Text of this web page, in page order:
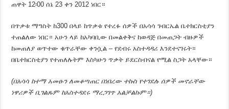
ጠዋት 12፡00 ሰኔ 23 ቀን 2012 ነበር።
በጥቃቱ ማግስት ከ300 በላይ ከጥቃቱ የተረፉ ሰዎች በአሳሳ ገብርኤል ቤተክርስቲያን
ተጠልለው ነበር። አሁን ላይ ከአካባቢው በመልቀቅና ከወዳጅ በመጠጋት ብዙዎች
ከመጠለያ ወጥተው ቁጥራቸው ቀንሷል – የደብሩ አስተዳዳሪ እንደተናገሩት።
በቤተክርስቲያን የተጠለሉትም እስካሁን ጥቃት ይደርስብናል የሚል ስጋት አላቸው።
(በአሳሳ ከተማ አመፁን ለመቆጣጠር በነበረው ተኩስ የተገደሉ ሰዎች መኖራቸው
ነዋሪዎች ቢገልጹም ከአስተዳደሩ ማረጋገጥ አልቻልኩም።)